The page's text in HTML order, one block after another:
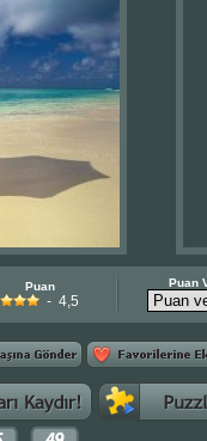
Puan
- 4,5
Puan